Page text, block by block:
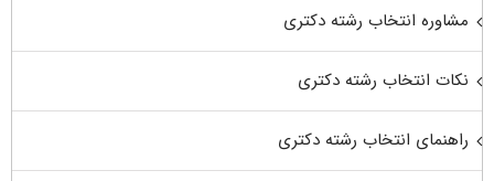
مشاوره انتخاب رشته دکتری
نکات انتخاب رشته دکتری
راهنمای انتخاب رشته دکتری